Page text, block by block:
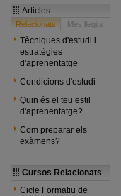
Articles
Relacionats Més llegits
Tècniques d'estudi i
estratègies
d'aprenentatge
Condicions d'estudi
Quin és el teu estil
d'aprenentatge?
Com preparar els
exàmens?
Cursos Relacionats
Cicle Formatiu de